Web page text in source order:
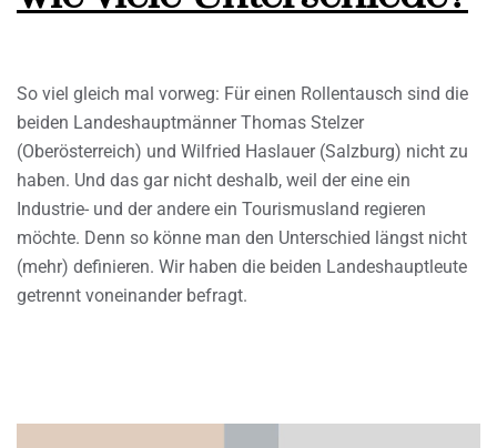
So viel gleich mal vorweg: Für einen Rollentausch sind die
beiden Landeshauptmänner Thomas Stelzer
(Oberösterreich) und Wilfried Haslauer (Salzburg) nicht zu
haben. Und das gar nicht deshalb, weil der eine ein
Industrie- und der andere ein Tourismusland regieren
möchte. Denn so könne man den Unterschied längst nicht
(mehr) definieren. Wir haben die beiden Landeshauptleute
getrennt voneinander befragt.